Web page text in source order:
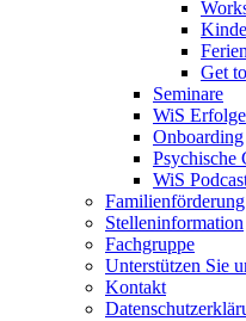
Get
Seminare
WiS Erfolge
Onboarding
Psychische
WiS
Familienförderung
Stelleninformation
Fachgruppe
Unterstützen Sie
Kontakt